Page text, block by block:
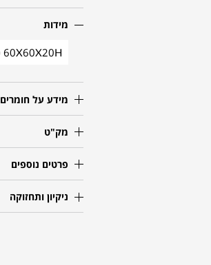
מידות
60X60X20H ס"מ
מידע על חומרים
מק"ט
פרטים נוספים
ניקיון ותחזוקה